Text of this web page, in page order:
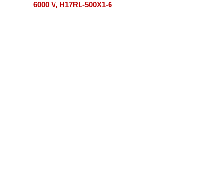
6000 V, H17RL-500X1-6